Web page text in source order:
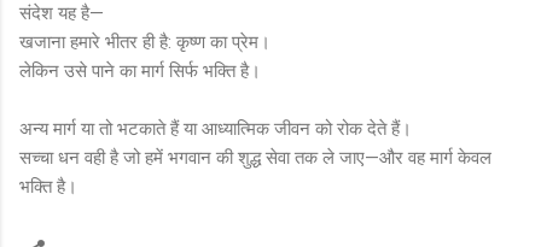
संदेश यह है—
खजाना हमारे भीतर ही है: कृष्ण का प्रेम।
लेकिन उसे पाने का मार्ग सिर्फ भक्ति है।
अन्य मार्ग या तो भटकाते हैं या आध्यात्मिक जीवन को रोक देते हैं।
सच्चा धन वही है जो हमें भगवान की शुद्ध सेवा तक ले जाए—और वह मार्ग केवल
भक्ति है।